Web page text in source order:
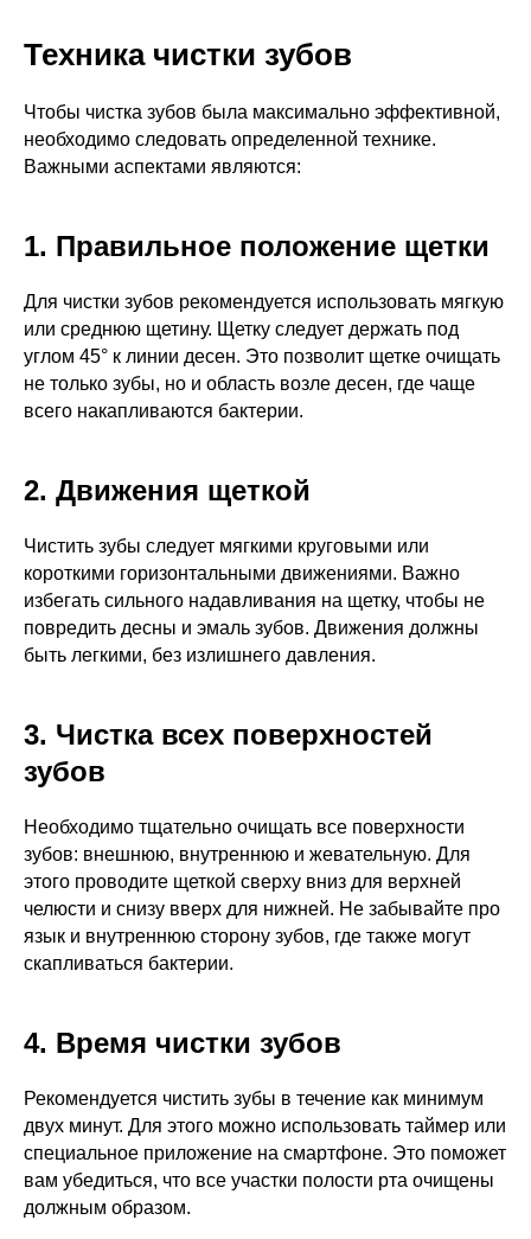
Техника чистки зубов
Чтобы чистка зубов была максимально эффективной,
необходимо следовать определенной технике.
Важными аспектами являются:
1. Правильное положение щетки
Для чистки зубов рекомендуется использовать мягкую
или среднюю щетину. Щетку следует держать под
углом 45° к линии десен. Это позволит щетке очищать
не только зубы, но и область возле десен, где чаще
всего накапливаются бактерии.
2. Движения щеткой
Чистить зубы следует мягкими круговыми или
короткими горизонтальными движениями. Важно
избегать сильного надавливания на щетку, чтобы не
повредить десны и эмаль зубов. Движения должны
быть легкими, без излишнего давления.
3. Чистка всех поверхностей
зубов
Необходимо тщательно очищать все поверхности
зубов: внешнюю, внутреннюю и жевательную. Для
этого проводите щеткой сверху вниз для верхней
челюсти и снизу вверх для нижней. Не забывайте про
язык и внутреннюю сторону зубов, где также могут
скапливаться бактерии.
4. Время чистки зубов
Рекомендуется чистить зубы в течение как минимум
двух минут. Для этого можно использовать таймер или
специальное приложение на смартфоне. Это поможет
вам убедиться, что все участки полости рта очищены
должным образом.